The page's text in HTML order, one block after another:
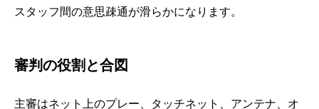
スタッフ間の意思疎通が滑らかになります。
審判の役割と合図
主審はネット上のプレー、タッチネット、アンテナ、オ